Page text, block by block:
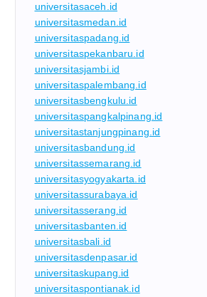
universitasaceh.id
universitasmedan.id
universitaspadang.id
universitaspekanbaru.id
universitasjambi.id
universitaspalembang.id
universitasbengkulu.id
universitaspangkalpinang.id
universitastanjungpinang.id
universitasbandung.id
universitassemarang.id
universitasyogyakarta.id
universitassurabaya.id
universitasserang.id
universitasbanten.id
universitasbali.id
universitasdenpasar.id
universitaskupang.id
universitaspontianak.id